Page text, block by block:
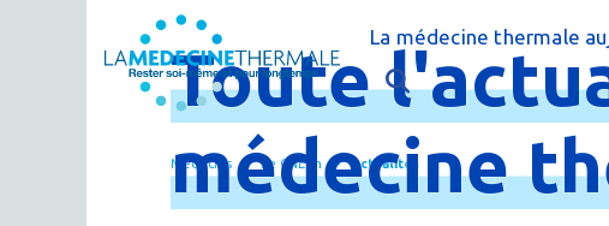
La médecine thermale
C'est quoi la
L'éducation
La recherche
Médecins Le CNETh Actualités
Toute
médecine